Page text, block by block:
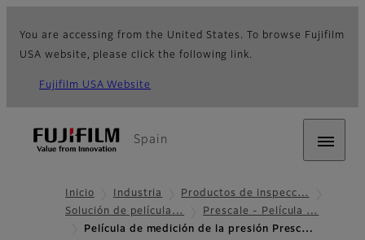
You are accessing from the United States. To browse Fujifilm
USA website, please click the following link.
Fujifilm USA Website
Spain
Inicio Industria
Productos de inspecc…
Solución de película…
Prescale - Película …
Película de medición de la presión Presc…